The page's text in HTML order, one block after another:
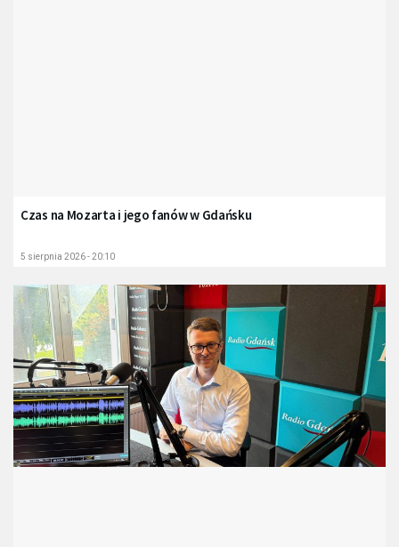
Czas na Mozarta i jego fanów w Gdańsku
5 sierpnia 2026 - 20:10